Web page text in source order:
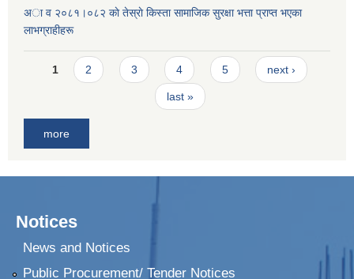
अा व २०८१।०८२ काे तेस्राे किस्ता सामाजिक सुरक्षा भत्ता प्राप्त भएका
लाभग्राहीहरू
Pages
1 2 3 4 5 next ›
last »
more
Notices
News and Notices
Public Procurement/ Tender Notices